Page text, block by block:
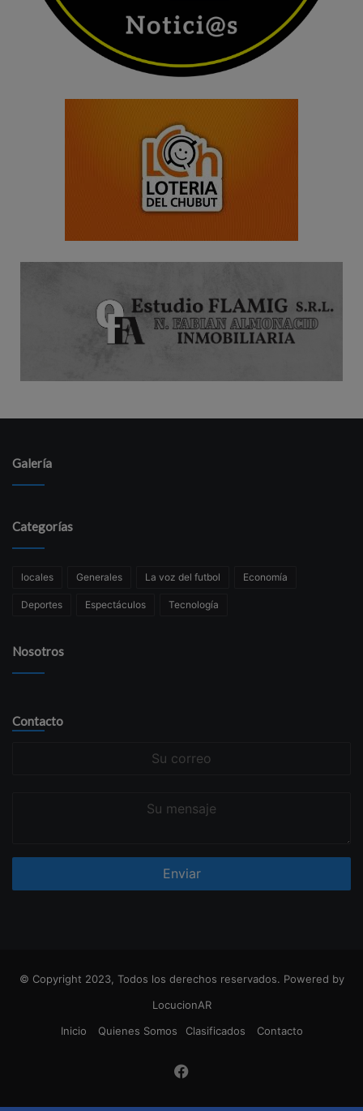
Galería
Categorías
locales Generales La voz del futbol Economía
Deportes Espectáculos Tecnología
Nosotros
Contacto
© Copyright 2023, Todos los derechos reservados. Powered by
LocucionAR
Inicio
Quienes Somos Clasificados Contacto